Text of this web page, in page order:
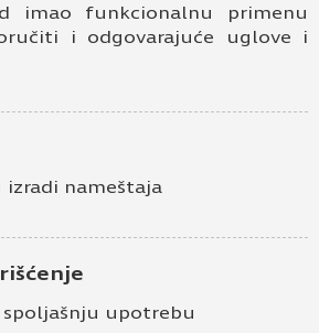
imao funkcionalnu primenu
i odgovarajuće uglove i
izradi nameštaja
spoljašnju upotrebu